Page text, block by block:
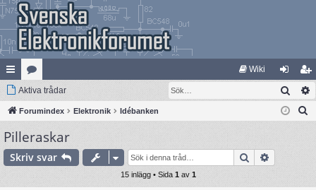
na
bb
lä
nk
at
eg
ori
er
Wiki
og
ga
li
m
Aktiva trådar Sök
Forumindex Elektronik Idébanken
Pilleraskar
Skriv svar Sök
15 inlägg • Sida 1av 1